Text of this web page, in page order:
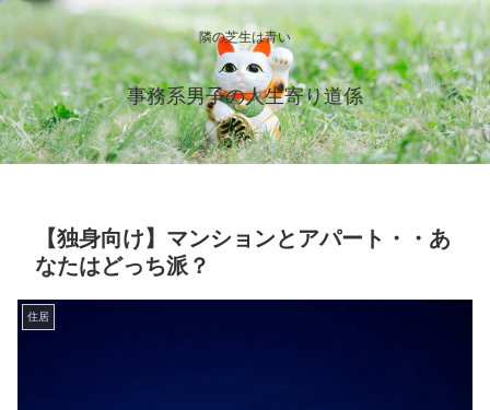
隣の芝生は青い
事務系男子の人生寄り道係
【独身向け】マンションとアパート・・あ
なたはどっち派？
住居